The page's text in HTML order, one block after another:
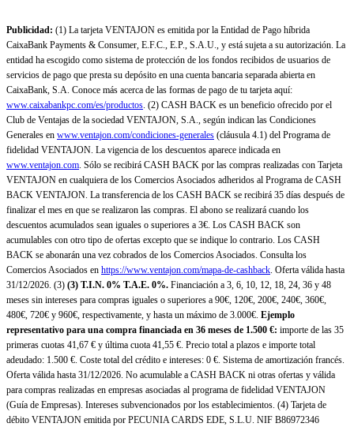
Publicidad: (1) La tarjeta VENTAJON es emitida por la Entidad de Pago híbrida
CaixaBank Payments & Consumer, E.F.C., E.P., S.A.U., y está sujeta a su autorización. La
entidad ha escogido como sistema de protección de los fondos recibidos de usuarios de
servicios de pago que presta su depósito en una cuenta bancaria separada abierta en
CaixaBank, S.A. Conoce más acerca de las formas de pago de tu tarjeta aquí:
www.caixabankpc.com/es/productos. (2) CASH BACK es un beneficio ofrecido por el
Club de Ventajas de la sociedad VENTAJON, S.A., según indican las Condiciones
Generales en www.ventajon.com/condiciones-generales (cláusula 4.1) del Programa de
fidelidad VENTAJON. La vigencia de los descuentos aparece indicada en
www.ventajon.com. Sólo se recibirá CASH BACK por las compras realizadas con Tarjeta
VENTAJON en cualquiera de los Comercios Asociados adheridos al Programa de CASH
BACK VENTAJON. La transferencia de los CASH BACK se recibirá 35 días después de
finalizar el mes en que se realizaron las compras. El abono se realizará cuando los
descuentos acumulados sean iguales o superiores a 3€. Los CASH BACK son
acumulables con otro tipo de ofertas excepto que se indique lo contrario. Los CASH
BACK se abonarán una vez cobrados de los Comercios Asociados. Consulta los
Comercios Asociados en https://www.ventajon.com/mapa-de-cashback. Oferta válida hasta
31/12/2026. (3) (3) T.I.N. 0% T.A.E. 0%. Financiación a 3, 6, 10, 12, 18, 24, 36 y 48
meses sin intereses para compras iguales o superiores a 90€, 120€, 200€, 240€, 360€,
480€, 720€ y 960€, respectivamente, y hasta un máximo de 3.000€. Ejemplo
representativo para una compra financiada en 36 meses de 1.500 €: importe de las 35
primeras cuotas 41,67 € y última cuota 41,55 €. Precio total a plazos e importe total
adeudado: 1.500 €. Coste total del crédito e intereses: 0 €. Sistema de amortización francés.
Oferta válida hasta 31/12/2026. No acumulable a CASH BACK ni otras ofertas y válida
para compras realizadas en empresas asociadas al programa de fidelidad VENTAJON
(Guía de Empresas). Intereses subvencionados por los establecimientos. (4) Tarjeta de
débito VENTAJON emitida por PECUNIA CARDS EDE, S.L.U. NIF B86972346